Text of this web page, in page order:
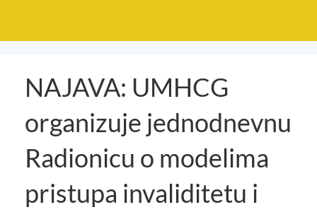
NAJAVA: UMHCG
organizuje jednodnevnu
Radionicu o modelima
pristupa invaliditetu i